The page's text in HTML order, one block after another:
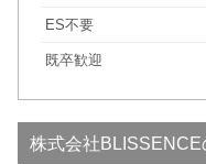
ES不要
既卒歓迎
株式会社BLISSENCE